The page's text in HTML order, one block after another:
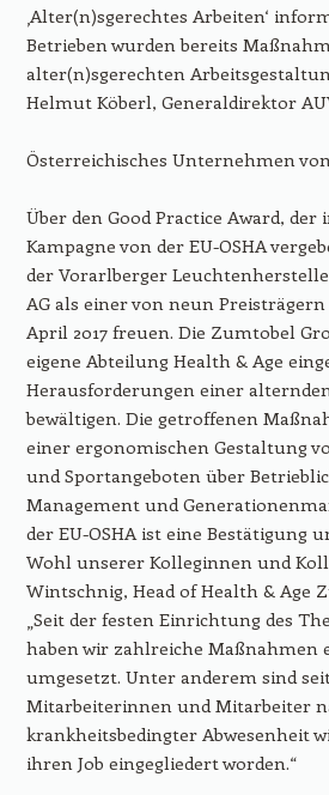
‚Alter(n)sgerechtes Arbeiten‘
Betrieben wurden bereits
alter(n)sgerechten
Helmut Köberl, Generaldirektor
Österreichisches Unternehmen
Über den Good Practice Award, der
Kampagne von der EU-OSHA
der Vorarlberger
AG als einer von neun
April 2017 freuen. Die Zumtobel
eigene Abteilung Health & Age
Herausforderungen einer
bewältigen. Die getroffenen
einer ergonomischen Gestaltung
und Sportangeboten über
Management und
der EU-OSHA ist eine Bestätigung
Wohl unserer Kolleginnen und
Wintschnig, Head of Health & Age
„Seit der festen Einrichtung des
haben wir zahlreiche Maßnahmen
umgesetzt. Unter anderem sind seit
Mitarbeiterinnen und Mitarbeiter
krankheitsbedingter Abwesenheit
ihren Job eingegliedert worden.“